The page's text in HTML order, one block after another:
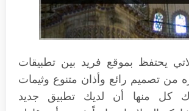
يحتفظ بموقع فريد بين تطبيقات
من تصميم رائع وأذان متنوع وثيمات
كل منها أن لديك تطبيق جديد